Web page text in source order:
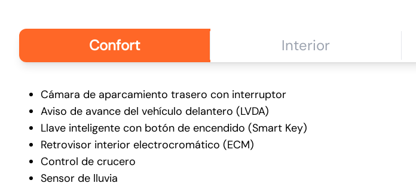
Disfruta de tu Hyundai KONA
desde 432€/mes
Confort Interior
Cámara de aparcamiento trasero con interruptor
Aviso de avance del vehículo delantero (LVDA)
Llave inteligente con botón de encendido (Smart Key)
Retrovisor interior electrocromático (ECM)
Control de crucero
Sensor de lluvia